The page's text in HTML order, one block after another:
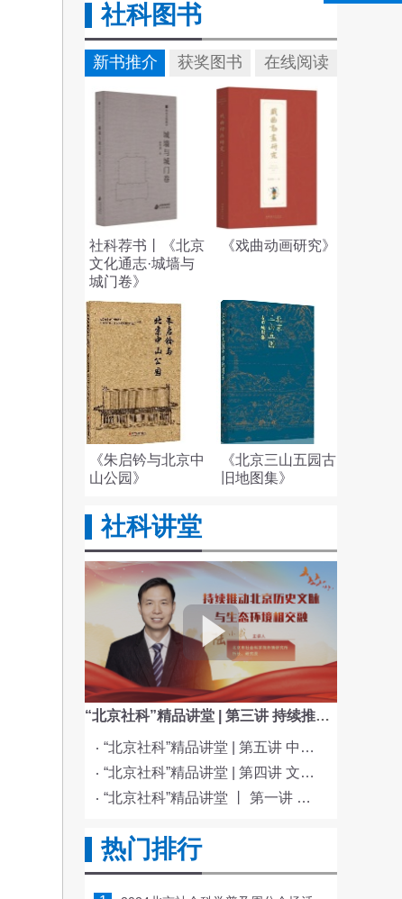
社科图书
新书推介 获奖图书 在线阅读
社科荐书丨《北京
文化通志·城墙与
城门卷》
《戏曲动画研究》
《朱启钤与北京中
山公园》
《北京三山五园古
旧地图集》
社科讲堂
“北京社科”精品讲堂 | 第三讲 持续推动北京历史文脉与生态环境相交融
“北京社科”精品讲堂 | 第五讲 中国电影与文化传统
“北京社科”精品讲堂 | 第四讲 文化与科技融合赋能新质生产力发展
“北京社科”精品讲堂 丨 第一讲 《红楼梦》的北京情缘
热门排行